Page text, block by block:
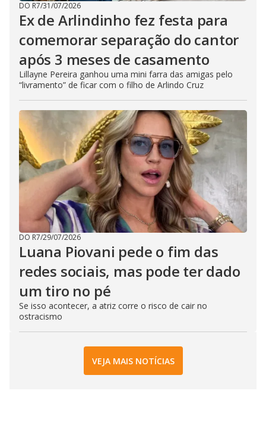
DO R7/31/07/2026
Ex de Arlindinho fez festa para
comemorar separação do cantor
após 3 meses de casamento
Lillayne Pereira ganhou uma mini farra das amigas pelo
“livramento” de ficar com o filho de Arlindo Cruz
DO R7/29/07/2026
Luana Piovani pede o fim das
redes sociais, mas pode ter dado
um tiro no pé
Se isso acontecer, a atriz corre o risco de cair no
ostracismo
VEJA MAIS NOTÍCIAS